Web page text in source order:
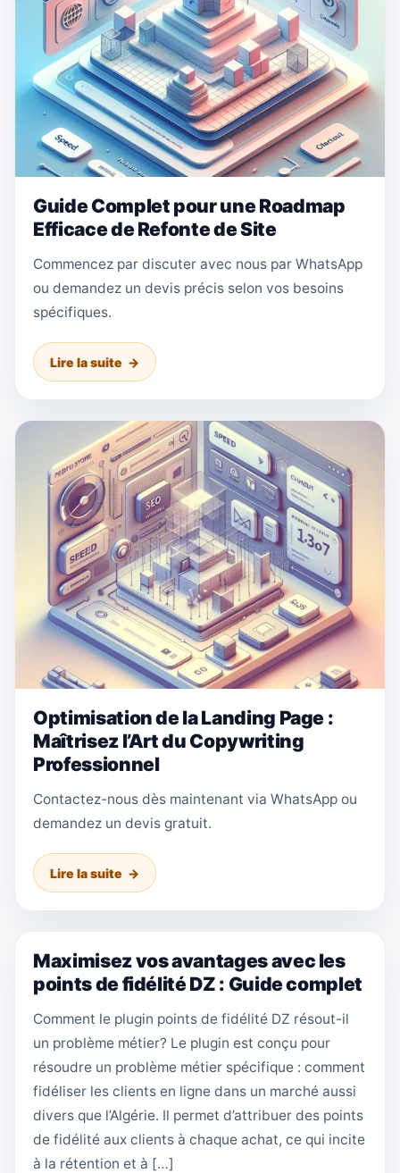
Guide Complet pour une Roadmap
Efficace de Refonte de Site
Commencez par discuter avec nous par WhatsApp
ou demandez un devis précis selon vos besoins
spécifiques.
Lire la suite
Optimisation de la Landing Page :
Maîtrisez l’Art du Copywriting
Professionnel
Contactez-nous dès maintenant via WhatsApp ou
demandez un devis gratuit.
Lire la suite
Maximisez vos avantages avec les
points de fidélité DZ : Guide complet
Comment le plugin points de fidélité DZ résout-il
un problème métier? Le plugin est conçu pour
résoudre un problème métier spécifique : comment
fidéliser les clients en ligne dans un marché aussi
divers que l’Algérie. Il permet d’attribuer des points
de fidélité aux clients à chaque achat, ce qui incite
à la rétention et à […]